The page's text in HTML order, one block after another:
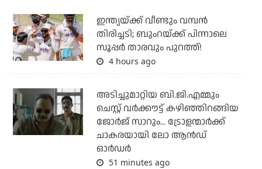
ഇന്ത്യയ്ക്ക് വീണ്ടും വമ്പന്‍
തിരിച്ചടി; ബുംറയ്ക്ക് പിന്നാലെ
സൂപ്പര്‍ താരവും പുറത്ത്!
4 hours ago
അടിച്ചുമാറ്റിയ ബി.ജി.എമ്മും
ചെസ്റ്റ് വര്‍ക്കൗട്ട് കഴിഞ്ഞിറങ്ങിയ
ജോര്‍ജ് സാറും... ട്രോളന്മാര്‍ക്ക്
ചാകരയായി ലോ ആന്‍ഡ്
ഓര്‍ഡര്‍
51 minutes ago